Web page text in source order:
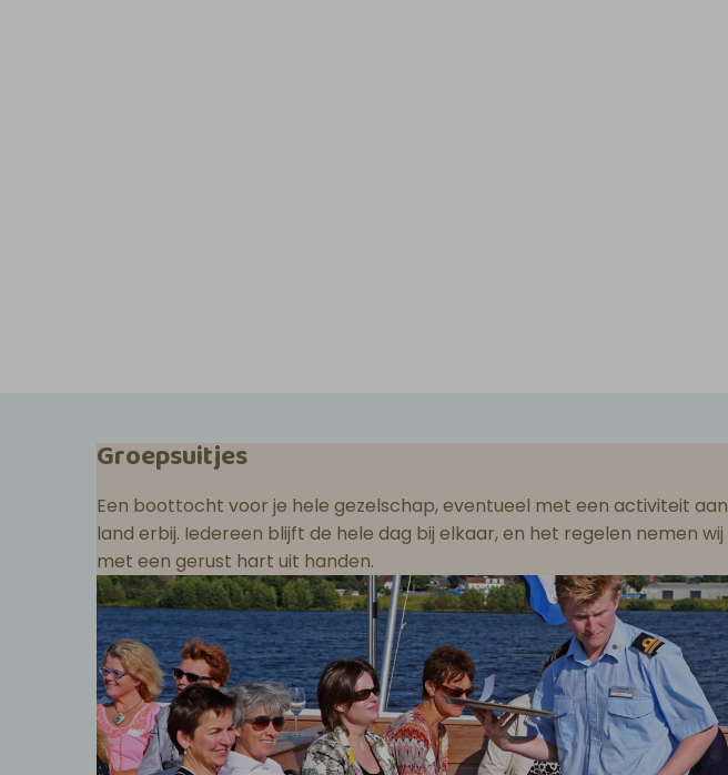
Groepsuitjes
Een boottocht voor je hele gezelschap, eventueel met een activiteit aan
land erbij. Iedereen blijft de hele dag bij elkaar, en het regelen nemen wij
met een gerust hart uit handen.